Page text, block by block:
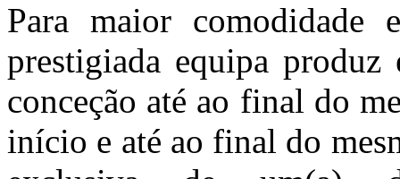
Para maior comodidade
prestigiada equipa produz
conceção até ao final do
início e até ao final do